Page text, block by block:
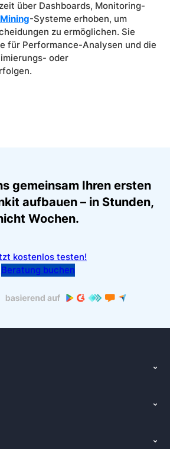
über Dashboards, Monitoring-
-Systeme erhoben, um
zu ermöglichen. Sie
für Performance-Analysen und die
oder
gemeinsam Ihren ersten
aufbauen – in Stunden,
Wochen.
kostenlos testen!
Beratung buchen